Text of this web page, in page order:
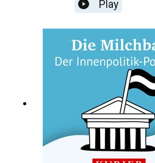
Chef des Kepler
Sinnstiftung hat und in
Österreichs
spricht er am am 114.
Raffaela Lindorfer und
Hager. Abonnieren Sie
Podcasts oder Spotify
gerne eine Bewertung,
gefällt und empfehlen Sie
Podcasts gibt es auch
Play